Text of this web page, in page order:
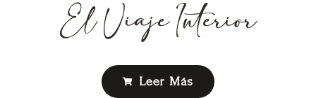
El Viaje Interior
Leer Más